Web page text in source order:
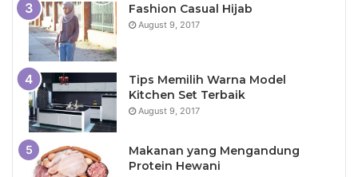
Fashion Casual Hijab
August 9, 2017
Tips Memilih Warna Model
Kitchen Set Terbaik
August 9, 2017
Makanan yang Mengandung
Protein Hewani